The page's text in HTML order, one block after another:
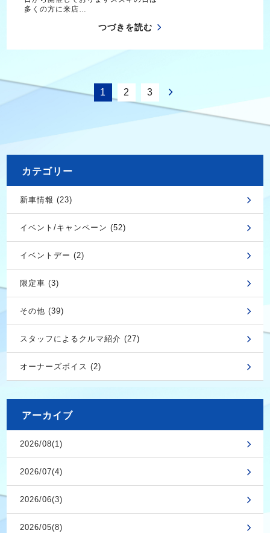
多くの方に来店…
つづきを読む
1 2 3
カテゴリー
新車情報 (23)
イベント/キャンペーン (52)
イベントデー (2)
限定車 (3)
その他 (39)
スタッフによるクルマ紹介 (27)
オーナーズボイス (2)
アーカイブ
2026/08(1)
2026/07(4)
2026/06(3)
2026/05(8)